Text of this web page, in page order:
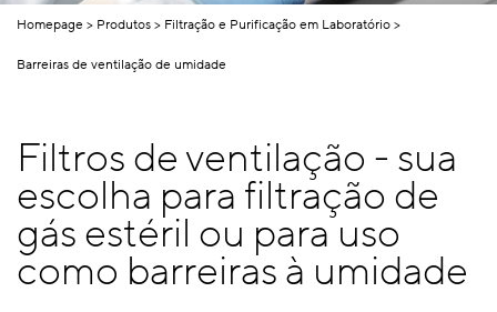
Homepage Produtos Filtração e Purificação em Laboratório
Barreiras de ventilação de umidade
Filtros de ventilação - sua
escolha para filtração de
gás estéril ou para uso
como barreiras à umidade